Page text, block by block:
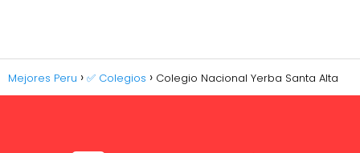
Mejores Peru ✅ Colegios Colegio Nacional Yerba Santa Alta